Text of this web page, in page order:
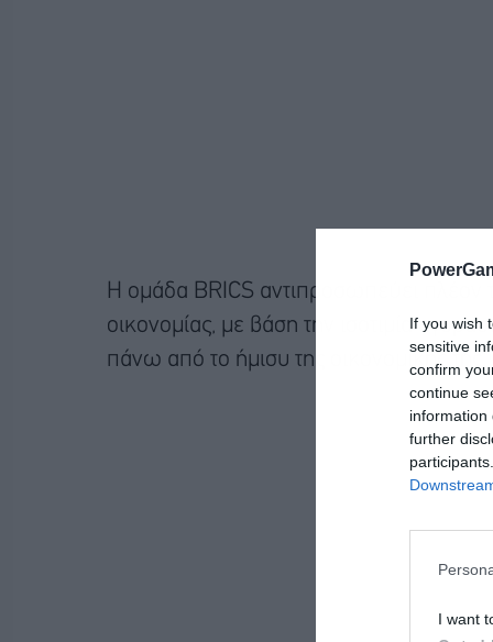
If you wish
sensitive
confirm
continue
information
further
I want
Η ομάδα BRICS αντιπροσωπεύει πλέον
οικονομίας, με βάση την ισοτιμία
πάνω από το ήμισυ της οικονομικής της